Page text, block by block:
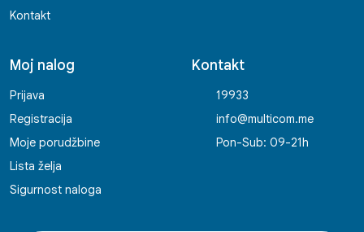
Kontakt
Moj nalog
Prijava
Registracija
Moje porudžbine
Lista želja
Sigurnost naloga
Kontakt
19933
info@multicom.me
Pon-Sub: 09-21h